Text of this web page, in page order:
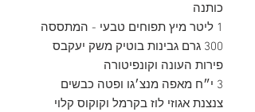
כותנה
1 ליטר מיץ תפוחים טבעי - המתססה
300 גרם גבינות בוטיק משק יעקבס
פירות העונה וקונפיטורה
3 י״ח מאפה מנצ׳גו ופטה כבשים
צנצנת אגוזי לוז בקרמל וקוקוס קלוי